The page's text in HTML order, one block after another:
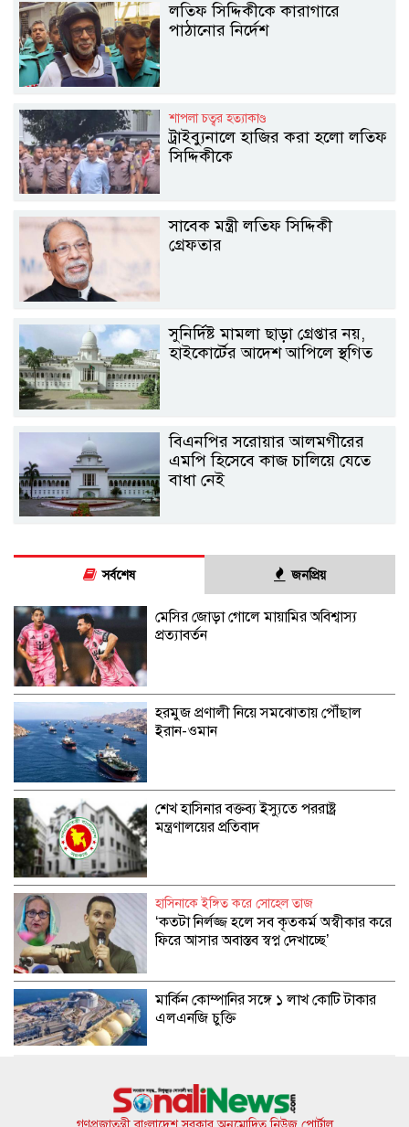
লতিফ সিদ্দিকীকে কারাগারে
পাঠানোর নির্দেশ
শাপলা চত্বর হত্যাকাণ্ড
ট্রাইব্যুনালে হাজির করা হলো লতিফ
সিদ্দিকীকে
সাবেক মন্ত্রী লতিফ সিদ্দিকী
গ্রেফতার
সুনির্দিষ্ট মামলা ছাড়া গ্রেপ্তার নয়,
হাইকোর্টের আদেশ আপিলে স্থগিত
বিএনপির সরোয়ার আলমগীরের
এমপি হিসেবে কাজ চালিয়ে যেতে
বাধা নেই
সর্বশেষ জনপ্রিয়
মেসির জোড়া গোলে মায়ামির অবিশ্বাস্য
প্রত্যাবর্তন
হরমুজ প্রণালী নিয়ে সমঝোতায় পৌঁছাল
ইরান-ওমান
শেখ হাসিনার বক্তব্য ইস্যুতে পররাষ্ট্র
মন্ত্রণালয়ের প্রতিবাদ
হাসিনাকে ইঙ্গিত করে সোহেল তাজ
‍‘কতটা নির্লজ্জ হলে সব কৃতকর্ম অস্বীকার করে
ফিরে আসার অবাস্তব স্বপ্ন দেখাচ্ছে‍‍’
মার্কিন কোম্পানির সঙ্গে ১ লাখ কোটি টাকার
এলএনজি চুক্তি
সাকিব আল হাসানের বাড়িতে আগুন,
পেট্রলবোমা বিস্ফোরণ